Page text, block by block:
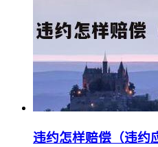
违约怎样赔偿（违约